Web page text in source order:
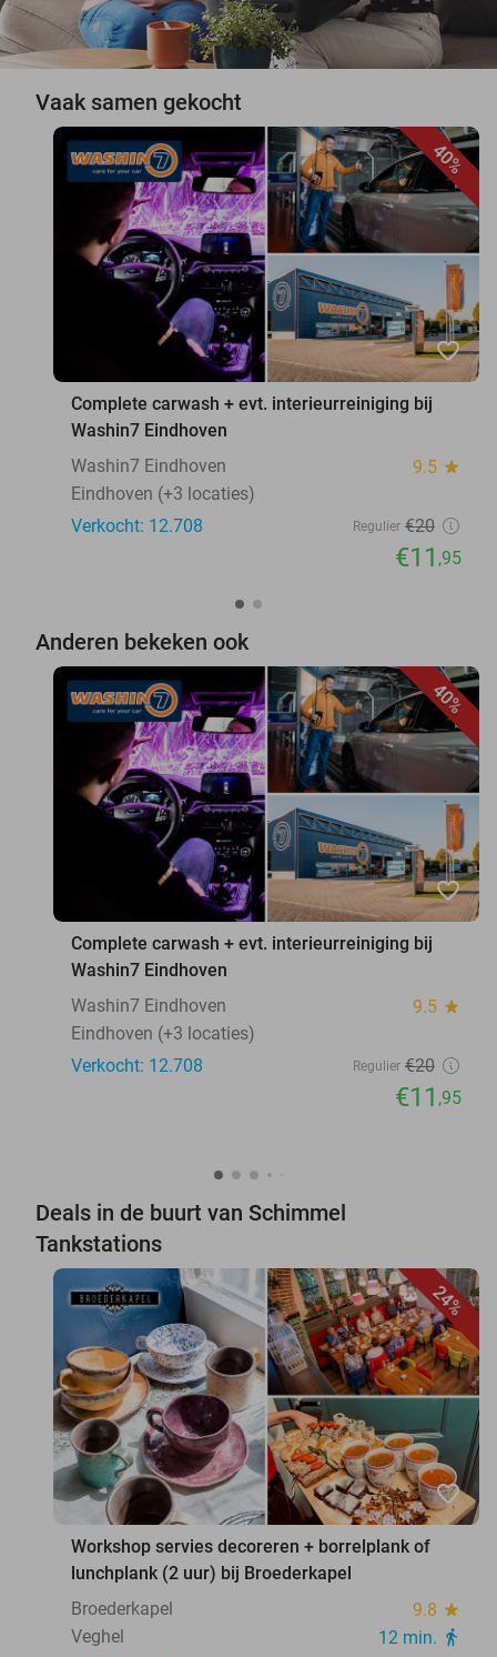
Vaak samen gekocht
40%
favorite_border
Complete carwash + evt. interieurreiniging bij
Washin7 Eindhoven
Washin7 Eindhoven
9.5 star
Eindhoven (+3 locaties)
Verkocht: 12.708
Regulier €20
€11 ,95
Anderen bekeken ook
40%
favorite_border
Complete carwash + evt. interieurreiniging bij
Washin7 Eindhoven
Washin7 Eindhoven
9.5 star
Eindhoven (+3 locaties)
Verkocht: 12.708
Regulier €20
€11 ,95
Deals in de buurt van Schimmel
Tankstations
24%
favorite_border
Workshop servies decoreren + borrelplank of
lunchplank (2 uur) bij Broederkapel
Broederkapel
9.8 star
Veghel 12 min. directions_walk